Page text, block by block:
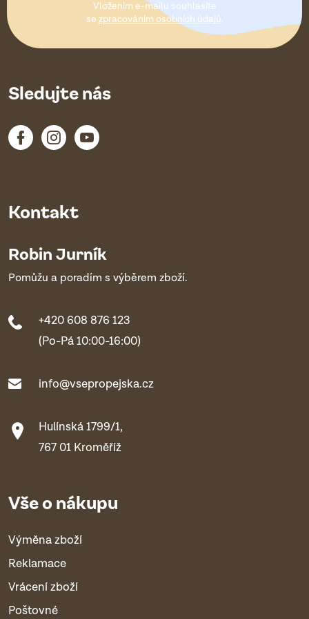
Vložením e-mailu souhlasíte
se zpracováním osobních údajů.
Kontakt
Robin Jurník
Pomůžu a poradím s výběrem zboží.
+420 608 876 123
(Po-Pá 10:00-16:00)
info@vsepropejska.cz
Hulínská 1799/1,
767 01 Kroměříž
Vše o nákupu
Výměna zboží
Reklamace
Vrácení zboží
Poštovné
Sledujte nás